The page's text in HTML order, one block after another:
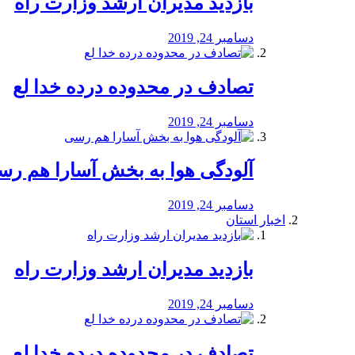
دسامبر 24, 2019
تصادف در محدوده درده خدا لع
دسامبر 24, 2019
آلودگی هوا به بخش آسارا هم
دسامبر 24, 2019
اخبار استان
بازدید مدیران ارشد وزارت راه
دسامبر 24, 2019